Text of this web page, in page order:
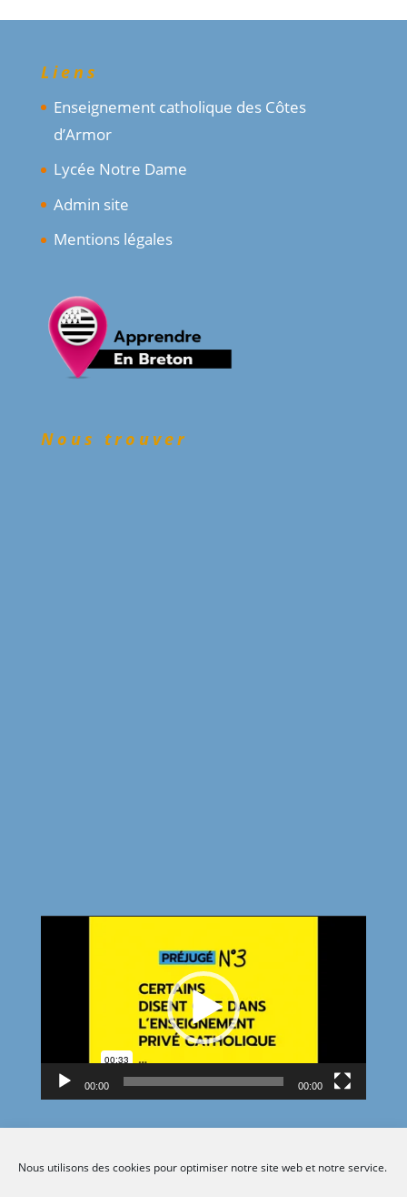
Nous utilisons des cookies pour optimiser notre site web et notre service.
Liens
Enseignement catholique des Côtes
d’Armor
Lycée Notre Dame
Admin site
Mentions légales
Nous trouver
00:00 00:00